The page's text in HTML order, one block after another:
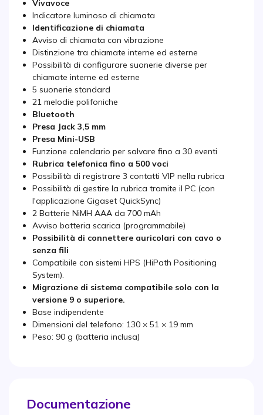
Vivavoce
Indicatore luminoso di chiamata
Identificazione di chiamata
Avviso di chiamata con vibrazione
Distinzione tra chiamate interne ed esterne
Possibilità di configurare suonerie diverse per
chiamate interne ed esterne
5 suonerie standard
21 melodie polifoniche
Bluetooth
Presa Jack 3,5 mm
Presa Mini-USB
Funzione calendario per salvare fino a 30 eventi
Rubrica telefonica fino a 500 voci
Possibilità di registrare 3 contatti VIP nella rubrica
Possibilità di gestire la rubrica tramite il PC (con
l'applicazione Gigaset QuickSync)
2 Batterie NiMH AAA da 700 mAh
Avviso batteria scarica (programmabile)
Possibilità di connettere auricolari con cavo o
senza fili
Compatibile con sistemi HPS (HiPath Positioning
System).
Migrazione di sistema compatibile solo con la
versione 9 o superiore.
Base indipendente
Dimensioni del telefono: 130 × 51 × 19 mm
Peso: 90 g (batteria inclusa)
Documentazione